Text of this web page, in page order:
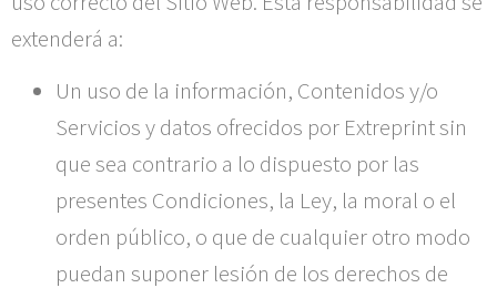
extenderá a:
Un uso de la información, Contenidos y/o
Servicios y datos ofrecidos por Extreprintsin
que sea contrario a lo dispuesto por las
presentes Condiciones, la Ley, la moral o el
orden público, o que de cualquier otro modo
puedan suponer lesión de los derechos de